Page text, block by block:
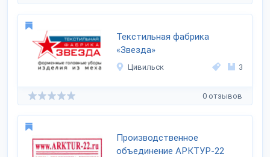
Текстильная фабрика
«Звезда»
Цивильск 3
0 отзывов
Производственное
объединение АРКТУР-22